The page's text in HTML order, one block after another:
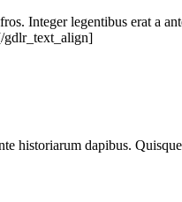
Integer legentibus erat a
gdlr_text_align]
historiarum dapibus.